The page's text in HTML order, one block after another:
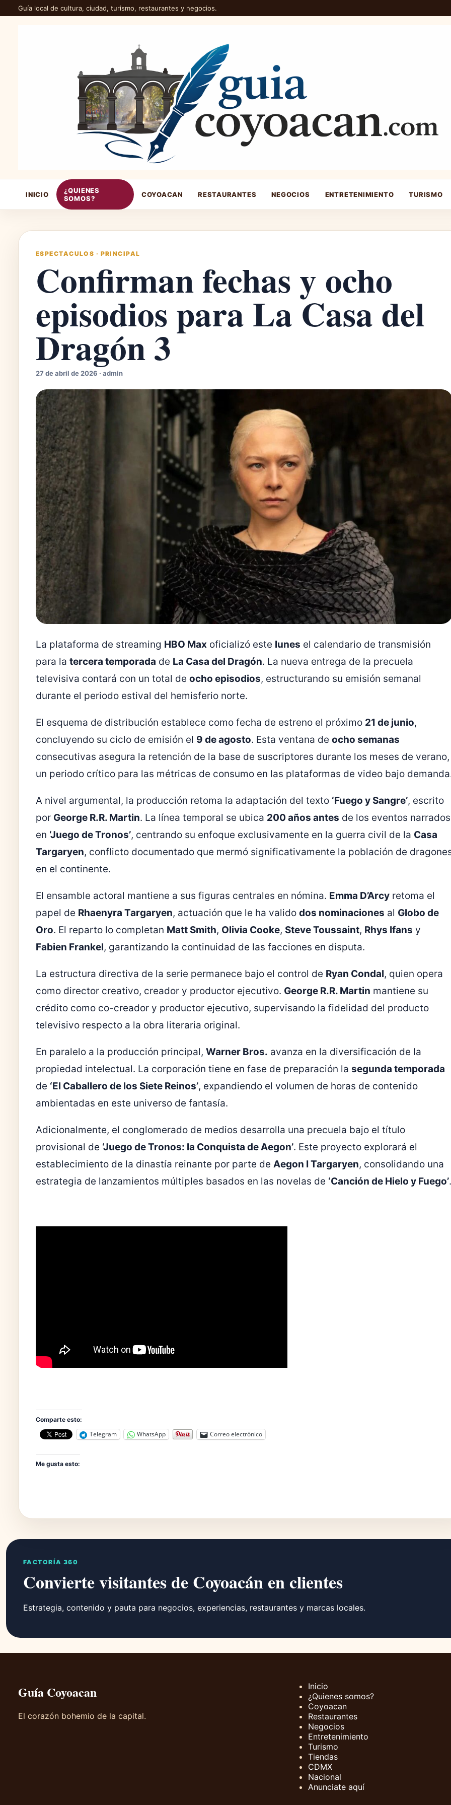
Guía local de cultura, ciudad, turismo, restaurantes y negocios.
INICIO
¿QUIENES
SOMOS?
COYOACAN RESTAURANTES NEGOCIOS ENTRETENIMIENTO TURISMO
ESPECTACULOS · PRINCIPAL
Confirman fechas y ocho
episodios para La Casa del
Dragón 3
27 de abril de 2026 · admin
La plataforma de streaming HBO Max oficializó este lunes el calendario de transmisión
para la tercera temporada de La Casa del Dragón. La nueva entrega de la precuela
televisiva contará con un total de ocho episodios, estructurando su emisión semanal
durante el periodo estival del hemisferio norte.
El esquema de distribución establece como fecha de estreno el próximo 21 de junio,
concluyendo su ciclo de emisión el 9 de agosto. Esta ventana de ocho semanas
consecutivas asegura la retención de la base de suscriptores durante los meses de verano,
un periodo crítico para las métricas de consumo en las plataformas de video bajo
A nivel argumental, la producción retoma la adaptación del texto ‘Fuego y Sangre’, escrito
por George R.R. Martin. La línea temporal se ubica 200 años antes de los eventos narrados
en ‘Juego de Tronos’, centrando su enfoque exclusivamente en la guerra civil de la Casa
Targaryen, conflicto documentado que mermó significativamente la población de
en el continente.
El ensamble actoral mantiene a sus figuras centrales en nómina. Emma D’Arcy retoma el
papel de Rhaenyra Targaryen, actuación que le ha valido dos nominaciones al Globo de
Oro. El reparto lo completan Matt Smith, Olivia Cooke, Steve Toussaint, Rhys Ifans y
Fabien Frankel, garantizando la continuidad de las facciones en disputa.
La estructura directiva de la serie permanece bajo el control de Ryan Condal, quien opera
como director creativo, creador y productor ejecutivo. George R.R. Martin mantiene su
crédito como co-creador y productor ejecutivo, supervisando la fidelidad del producto
televisivo respecto a la obra literaria original.
En paralelo a la producción principal, Warner Bros. avanza en la diversificación de la
propiedad intelectual. La corporación tiene en fase de preparación la segunda temporada
de ‘El Caballero de los Siete Reinos’, expandiendo el volumen de horas de contenido
ambientadas en este universo de fantasía.
Adicionalmente, el conglomerado de medios desarrolla una precuela bajo el título
provisional de ‘Juego de Tronos: la Conquista de Aegon’. Este proyecto explorará el
establecimiento de la dinastía reinante por parte de Aegon I Targaryen, consolidando una
estrategia de lanzamientos múltiples basados en las novelas de ‘Canción de Hielo y Fuego’.
Comparte esto:
Telegram WhatsApp Correo electrónico
Me gusta esto:
FACTORÍA 360
Convierte visitantes de Coyoacán en clientes
Estrategia, contenido y pauta para negocios, experiencias, restaurantes y marcas locales.
Guía Coyoacan
El corazón bohemio de la capital.
Inicio
¿Quienes somos?
Coyoacan
Restaurantes
Negocios
Entretenimiento
Turismo
Tiendas
CDMX
Nacional
Anunciate aquí